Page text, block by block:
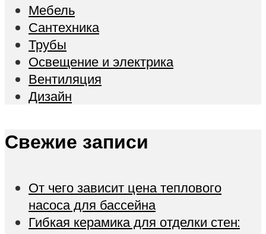
Мебель
Сантехника
Трубы
Освещение и электрика
Вентиляция
Дизайн
Свежие записи
От чего зависит цена теплового
насоса для бассейна
Гибкая керамика для отделки стен: